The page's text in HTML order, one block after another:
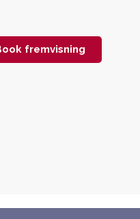
fremvisning